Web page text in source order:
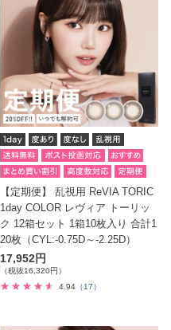
【定期便】 乱視用 ReVIA TORIC
1day COLOR レヴィア トーリッ
ク 12箱セット 1箱10枚入り 合計1
20枚（CYL:-0.75D～-2.25D）
17,952円
（税抜16,320円）
4.94 （17）